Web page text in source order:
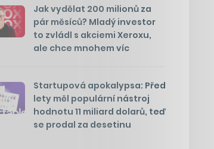
Jak vydělat 200 milionů za
pár měsíců? Mladý investor
to zvládl s akciemi Xeroxu,
ale chce mnohem víc
Startupová apokalypsa: Před
lety měl populární nástroj
hodnotu 11 miliard dolarů, teď
se prodal za desetinu